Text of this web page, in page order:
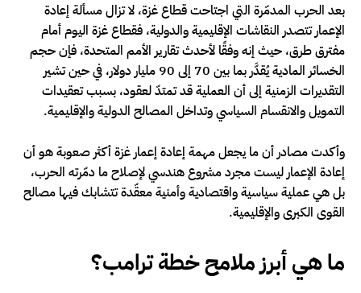
بعد الحرب المدمّرة التي اجتاحت قطاع غزة، لا تزال مسألة إعادة
الإعمار تتصدر النقاشات الإقليمية والدولية، فقطاع غزة اليوم أمام
مفترق طرق، حيث إنه وفقًا لأحدث تقارير الأمم المتحدة، فإن حجم
الخسائر المادية يُقدَّر بما بين 70 إلى 90 مليار دولار، في حين تشير
التقديرات الزمنية إلى أن العملية قد تمتدّ لعقود، بسبب تعقيدات
التمويل والانقسام السياسي وتداخل المصالح الدولية والإقليمية.
وأكدت مصادر أن ما يجعل مهمة إعادة إعمار غزة أكثر صعوبة هو أن
إعادة الإعمار ليست مجرد مشروع هندسي لإصلاح ما دمّرته الحرب،
بل هي عملية سياسية واقتصادية وأمنية معقّدة تتشابك فيها مصالح
القوى الكبرى والإقليمية.
ما هي أبرز ملامح خطة ترامب؟